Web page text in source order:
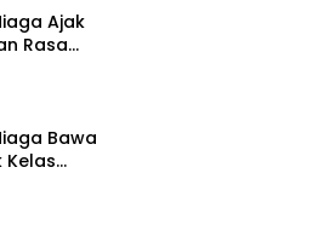
Ajak
Rasa
Gas
Bawa
Kelas
dan